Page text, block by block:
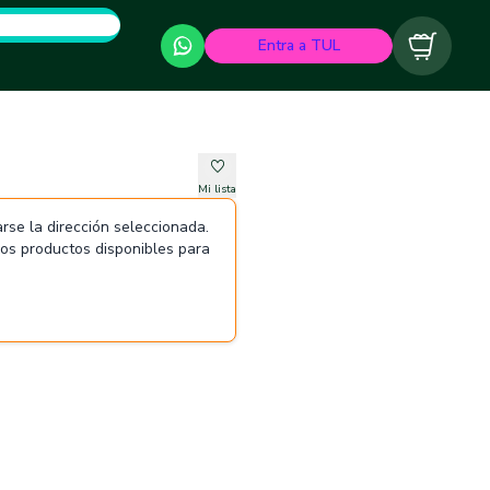
Entra a TUL Carrito
Mi lista
la dirección seleccionada.
productos disponibles para